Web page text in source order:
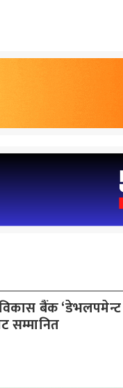
बैंक
सम्मानित